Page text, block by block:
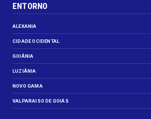
ENTORNO
ALEXANIA
CIDADE OCIDENTAL
GOIÂNIA
LUZIÂNIA
NOVO GAMA
VALPARAISO DE GOIÁS